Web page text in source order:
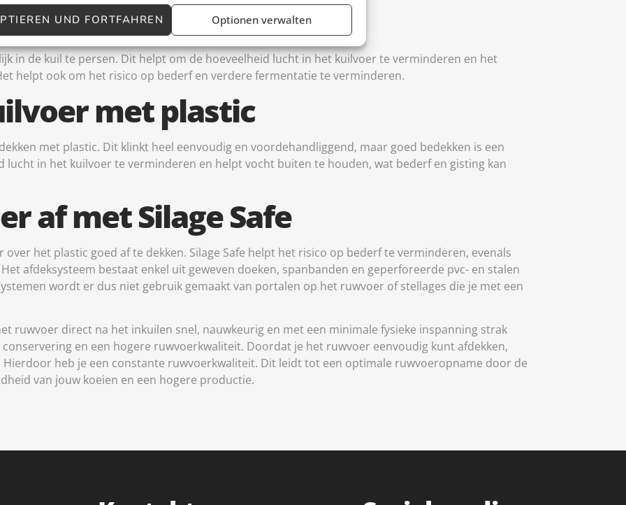
Immer aktiv
und Kombination von Daten aus unterschiedlichen Quellen,
verschiedener Endgeräte, Identifikation von Endgeräten anhand
übermittelter Informationen.
der Sicherheit, Verhinderung und Aufdeckung
und Inhalten, Ihre Entscheidungen zum Datenschutz
und übermitteln.
Immer aktiv
UND FORTFAHREN Optionen verwalten
mogelijk
in de kuil te persen. Dit helpt om de hoeveelheid lucht in het kuilvoer te verminderen en het
helpt ook om het risico op bederf en verdere fermentatie te verminderen.
met plastic
met plastic. Dit klinkt heel eenvoudig en voordehandliggend, maar goed bedekken is een
lucht in het kuilvoer te verminderen en helpt vocht buiten te houden, wat bederf en gisting kan
af met Silage Safe
het plastic goed af te dekken. Silage Safe helpt het risico op bederf te verminderen, evenals
afdeksysteem bestaat enkel uit geweven doeken, spanbanden en geperforeerde pvc- en stalen
wordt er dus niet gebruik gemaakt van portalen op het ruwvoer of stellages die je met een
ruwvoer direct na het inkuilen snel, nauwkeurig en met een minimale fysieke inspanning strak
en een hogere ruwvoerkwaliteit. Doordat je het ruwvoer eenvoudig kunt afdekken,
Hierdoor heb je een constante ruwvoerkwaliteit. Dit leidt tot een optimale ruwvoeropname door de
van jouw koeien en een hogere productie.